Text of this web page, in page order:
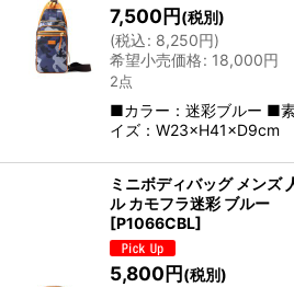
7,500円(税別)
(税込: 8,250円)
希望小売価格: 18,000円
2点
■カラー：迷彩ブルー ■
イズ：W23×H41×D9cm
ミニボディバッグ メンズ
ル カモフラ迷彩 ブルー
[P1066CBL]
5,800円(税別)